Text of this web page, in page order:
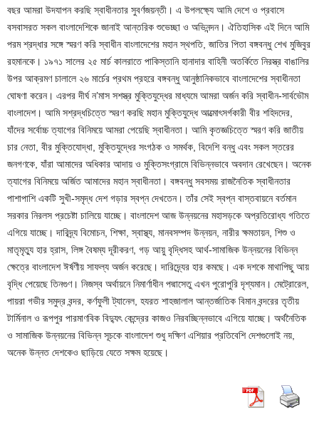
বছর আমরা উদযাপন করছি স্বাধীনতার সুবর্ণজয়ন্তী। এ উপলক্ষ্যে আমি দেশে ও প্রবাসে
বসবাসরত সকল বাংলাদেশিকে জানাই আন্তরিক শুভেচ্ছা ও অভিনন্দন। ঐতিহাসিক এই দিনে আমি
পরম শ্রদ্ধার সঙ্গে স্মরণ করি স্বাধীন বাংলাদেশের মহান স্থপতি, জাতির পিতা বঙ্গবন্ধু শেখ মুজিবুর
রহমানকে। ১৯৭১ সালের ২৫ মার্চ কালরাতে পাকিস্তানি হানাদার বাহিনী অতর্কিতে নিরস্ত্র বাঙালির
উপর আক্রমণ চালালে ২৬ মার্চের প্রথম প্রহরে বঙ্গবন্ধু আনুষ্ঠানিকভাবে বাংলাদেশের স্বাধীনতা
ঘোষণা করেন। এরপর দীর্ঘ ন’মাস সশস্ত্র মুক্তিযুদ্ধের মাধ্যমে আমরা অর্জন করি স্বাধীন-সার্বভৌম
বাংলাদেশ। আমি সশ্রদ্ধচিত্তে স্মরণ করছি মহান মুক্তিযুদ্ধে আত্মোৎসর্গকারী বীর শহিদদের,
যাঁদের সর্বোচ্চ ত্যাগের বিনিময়ে আমরা পেয়েছি স্বাধীনতা। আমি কৃতজ্ঞচিত্তে স্মরণ করি জাতীয়
চার নেতা, বীর মুক্তিযোদ্ধা, মুক্তিযুদ্ধের সংগঠক ও সমর্থক, বিদেশি বন্ধু এবং সকল স্তরের
জনগণকে, যাঁরা আমাদের অধিকার আদায় ও মুক্তিসংগ্রামে বিভিন্নভাবে অবদান রেখেছেন। অনেক
ত্যাগের বিনিময়ে অর্জিত আমাদের মহান স্বাধীনতা। বঙ্গবন্ধু সবসময় রাজনৈতিক স্বাধীনতার
পাশাপাশি একটি সুখী-সমৃদ্ধ দেশ গড়ার স্বপ্ন দেখতেন। তাঁর সেই স্বপ্ন বাস্তবায়নে বর্তমান
সরকার নিরলস প্রচেষ্টা চালিয়ে যাচ্ছে। বাংলাদেশ আজ উন্নয়নের মহাসড়কে অপ্রতিরোধ্য গতিতে
এগিয়ে যাচ্ছে। দারিদ্র্য বিমোচন, শিক্ষা, স্বাস্থ্য, মানবসম্পদ উন্নয়ন, নারীর ক্ষমতায়ন, শিশু ও
মাতৃমৃত্যু হার হ্রাস, লিঙ্গ বৈষম্য দূরীকরণ, গড় আয়ু বৃদ্ধিসহ আর্থ-সামাজিক উন্নয়নের বিভিন্ন
ক্ষেত্রে বাংলাদেশ ঈর্ষণীয় সাফল্য অর্জন করেছে। দারিদ্র্যের হার কমছে। এক দশকে মাথাপিছু আয়
বৃদ্ধি পেয়েছে তিনগুণ। নিজস্ব অর্থায়নে নিমার্ণাধীন পদ্মাসেতু এখন পুরোপুরি দৃশ্যমান। মেট্রোরেল,
পায়রা গভীর সমুদ্র বন্দর, কর্ণফুলী ট্যানেল, হযরত শাহজালাল আন্তর্জাতিক বিমান বন্দরের তৃতীয়
টার্মিনাল ও রূপপুর পারমাণবিক বিদ্যুৎ কেন্দ্রের কাজও নিরবচ্ছিন্নভাবে এগিয়ে যাচ্ছে। অর্থনৈতিক
ও সামাজিক উন্নয়নের বিভিন্ন সূচকে বাংলাদেশ শুধু দক্ষিণ এশিয়ার প্রতিবেশি দেশগুলোই নয়,
অনেক উন্নত দেশকেও ছাড়িয়ে যেতে সক্ষম হয়েছে।